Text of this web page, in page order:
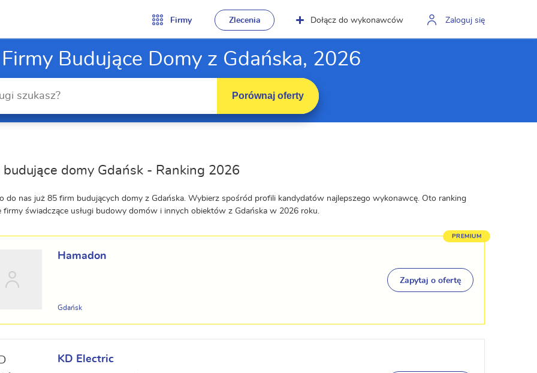
Firmy Zlecenia Dołącz do wykonawców Zaloguj się
Budujące Domy z Gdańska, 2026
Porównaj oferty
budujące domy Gdańsk - Ranking 2026
do nas już 85 firm budujących domy z Gdańska. Wybierz spośród profili kandydatów najlepszego wykonawcę. Oto ranking
firmy świadczące usługi budowy domów i innych obiektów z Gdańska w 2026 roku.
Hamadon
Gdańsk
Zapytaj o ofertę
KD Electric